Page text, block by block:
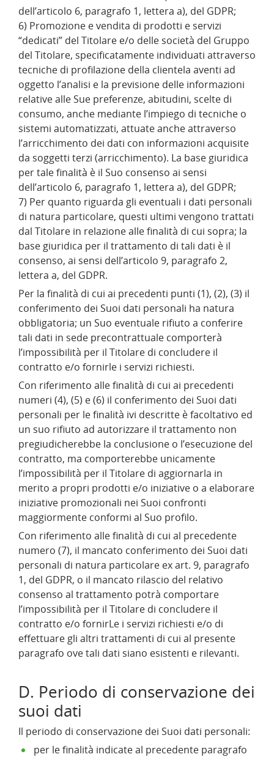
dell’articolo 6, paragrafo 1, lettera a), del GDPR;
6) Promozione e vendita di prodotti e servizi
“dedicati” del Titolare e/o delle società del Gruppo
del Titolare, specificatamente individuati attraverso
tecniche di profilazione della clientela aventi ad
oggetto l’analisi e la previsione delle informazioni
relative alle Sue preferenze, abitudini, scelte di
consumo, anche mediante l’impiego di tecniche o
sistemi automatizzati, attuate anche attraverso
l’arricchimento dei dati con informazioni acquisite
da soggetti terzi (arricchimento). La base giuridica
per tale finalità è il Suo consenso ai sensi
dell’articolo 6, paragrafo 1, lettera a), del GDPR;
7) Per quanto riguarda gli eventuali i dati personali
di natura particolare, questi ultimi vengono trattati
dal Titolare in relazione alle finalità di cui sopra; la
base giuridica per il trattamento di tali dati è il
consenso, ai sensi dell’articolo 9, paragrafo 2,
lettera a, del GDPR.
Per la finalità di cui ai precedenti punti (1), (2), (3) il
conferimento dei Suoi dati personali ha natura
obbligatoria; un Suo eventuale rifiuto a conferire
tali dati in sede precontrattuale comporterà
l’impossibilità per il Titolare di concludere il
contratto e/o fornirle i servizi richiesti.
Con riferimento alle finalità di cui ai precedenti
numeri (4), (5) e (6) il conferimento dei Suoi dati
personali per le finalità ivi descritte è facoltativo ed
un suo rifiuto ad autorizzare il trattamento non
pregiudicherebbe la conclusione o l’esecuzione del
contratto, ma comporterebbe unicamente
l’impossibilità per il Titolare di aggiornarla in
merito a propri prodotti e/o iniziative o a elaborare
iniziative promozionali nei Suoi confronti
maggiormente conformi al Suo profilo.
Con riferimento alle finalità di cui al precedente
numero (7), il mancato conferimento dei Suoi dati
personali di natura particolare ex art. 9, paragrafo
1, del GDPR, o il mancato rilascio del relativo
consenso al trattamento potrà comportare
l’impossibilità per il Titolare di concludere il
contratto e/o fornirLe i servizi richiesti e/o di
effettuare gli altri trattamenti di cui al presente
paragrafo ove tali dati siano esistenti e rilevanti.
D. Periodo di conservazione dei
suoi dati
Il periodo di conservazione dei Suoi dati personali:
per le finalità indicate al precedente paragrafo